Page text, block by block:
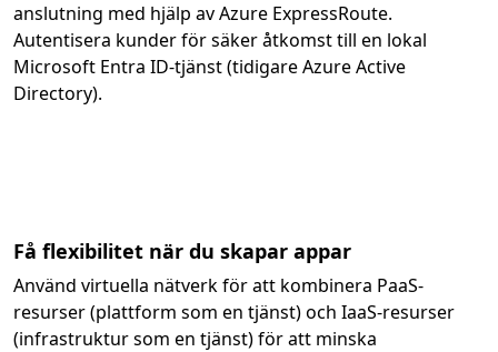
anslutning med hjälp av Azure ExpressRoute.
Autentisera kunder för säker åtkomst till en lokal
Microsoft Entra ID-tjänst (tidigare Azure Active
Directory).
Få flexibilitet när du skapar appar
Använd virtuella nätverk för att kombinera PaaS-
resurser (plattform som en tjänst) och IaaS-resurser
(infrastruktur som en tjänst) för att minska